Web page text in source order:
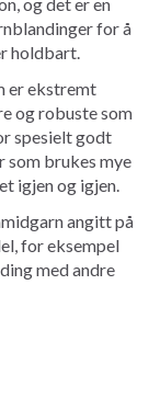
for å
holdbart.
er ekstremt
og robuste som
spesielt godt
som brukes mye
igjen og igjen.
angitt på
for eksempel
med andre